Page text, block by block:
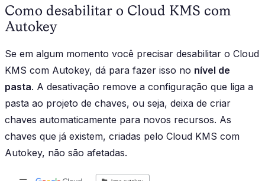
Como desabilitar o Cloud KMS com
Autokey
Se em algum momento você precisar desabilitar o Cloud
KMS com Autokey, dá para fazer isso no nível de
pasta. A desativação remove a configuração que liga a
pasta ao projeto de chaves, ou seja, deixa de criar
chaves automaticamente para novos recursos. As
chaves que já existem, criadas pelo Cloud KMS com
Autokey, não são afetadas.